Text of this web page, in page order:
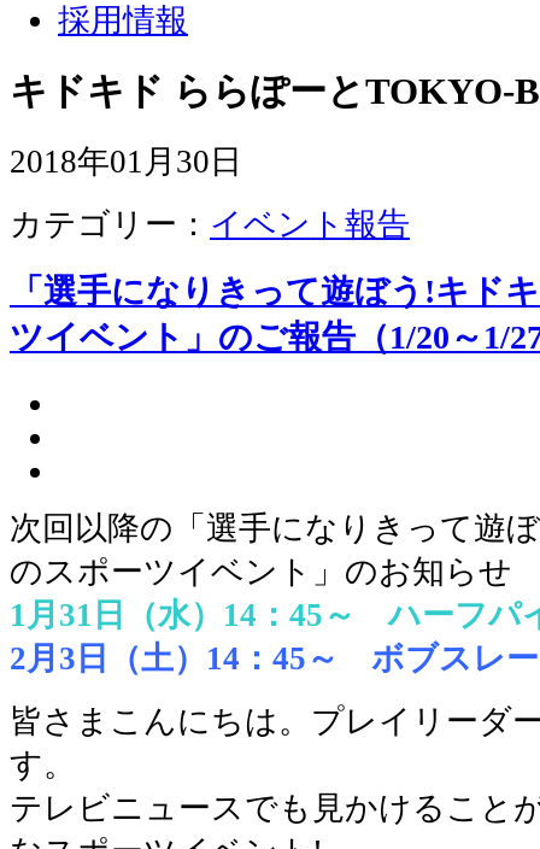
採用情報
キドキド ららぽーとTOKYO-
2018年01月30日
カテゴリー： イベント報告
「選手になりきって遊ぼう!キド
ツイベント」のご報告（1/20～1/
次回以降の「選手になりきって遊
のスポーツイベント」のお知らせ
1月31日（水）14：45～ ハーフパ
2月3日（土）14：45～ ボブスレー
皆さまこんにちは。プレイリーダ
す。
テレビニュースでも見かけること